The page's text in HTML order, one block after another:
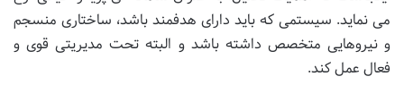
می نماید. سیستمی که باید دارای هدفمند باشد، ساختاری منسجم
و نیروهایی متخصص داشته باشد و البته تحت مدیریتی قوی و
فعال عمل کند.